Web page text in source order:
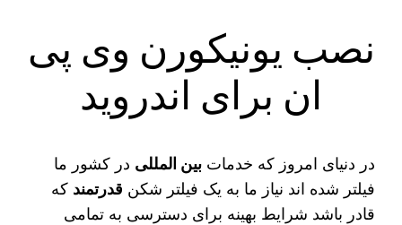
نصب یونیکورن وی پی
ان برای اندروید
در دنیای امروز که خدماتبین‌ المللی در کشور ما
فیلتر شده‌ اند نیاز ما به یک فیلتر شکن قدرتمند که
قادر باشد شرایط بهینه برای دسترسی به تمامی